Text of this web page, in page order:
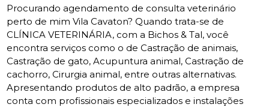
Procurando agendamento de consulta veterinário
perto de mim Vila Cavaton? Quando trata-se de
CLÍNICA VETERINÁRIA, com a Bichos & Tal, você
encontra serviços como o de Castração de animais,
Castração de gato, Acupuntura animal, Castração de
cachorro, Cirurgia animal, entre outras alternativas.
Apresentando produtos de alto padrão, a empresa
conta com profissionais especializados e instalações